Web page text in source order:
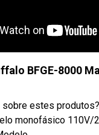
BFGE-8000
sobre estes
monofásico 110V/